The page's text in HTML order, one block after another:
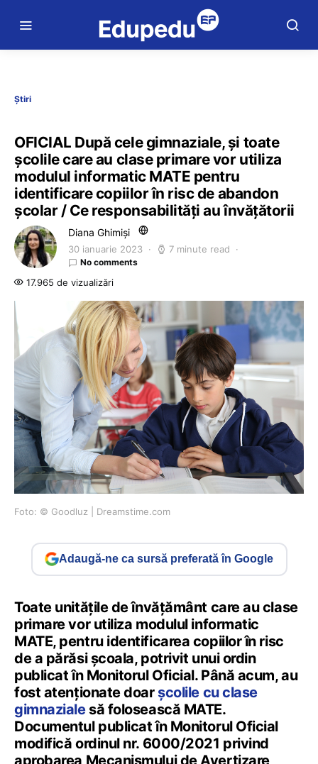
Știri
OFICIAL După cele gimnaziale, și toate
școlile care au clase primare vor utiliza
modulul informatic MATE pentru
identificare copiilor în risc de abandon
școlar / Ce responsabilități au învățătorii
Diana Ghimiși
30 ianuarie 2023 7 minute read
No comments
17.965 de vizualizări
Foto: © Goodluz | Dreamstime.com
Adaugă-ne ca sursă preferată în Google
Toate unitățile de învățământ care au clase
primare vor utiliza modulul informatic
MATE, pentru identificarea copiilor în risc
de a părăsi școala, potrivit unui ordin
publicat în Monitorul Oficial. Până acum, au
fost atenționate doar școlile cu clase
gimnazialesă folosească MATE.
Documentul publicat în Monitorul Oficial
modifică ordinul nr. 6000/2021 privind
aprobarea Mecanismului de Avertizare